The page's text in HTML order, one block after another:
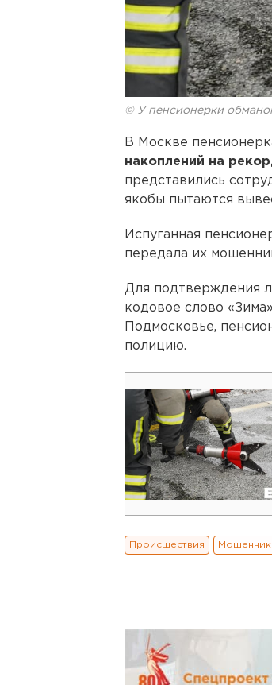
© У пенсионерки
В Москве
накоплений на
представились
якобы пытаются
Испуганная
передала их
Для подтверждения
кодовое слово
Подмосковье,
полицию.
Происшествия